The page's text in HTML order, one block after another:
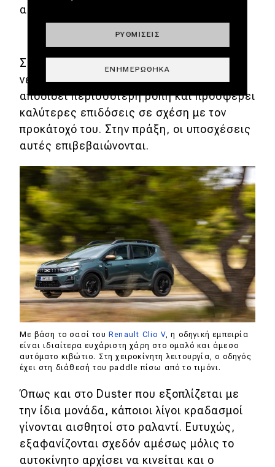
αυτήν την έκδοση είναι που δοκιμάζουμε.
Σύμφωνα με τα τεχνικά χαρακτηριστικά, ο
νέος κινητήρας είναι ισχυρότερος,
αποδίδει περισσότερη ροπή και προσφέρει
καλύτερες επιδόσεις σε σχέση με τον
προκάτοχό του. Στην πράξη, οι υποσχέσεις
αυτές επιβεβαιώνονται.
Με βάση το σασί του Renault Clio V, η οδηγική εμπειρία
είναι ιδιαίτερα ευχάριστη χάρη στο ομαλό και άμεσο
αυτόματο κιβώτιο. Στη χειροκίνητη λειτουργία, ο οδηγός
έχει στη διάθεσή του paddle πίσω από το τιμόνι.
Όπως και στο Duster που εξοπλίζεται με
την ίδια μονάδα, κάποιοι λίγοι κραδασμοί
γίνονται αισθητοί στο ραλαντί. Ευτυχώς,
εξαφανίζονται σχεδόν αμέσως μόλις το
αυτοκίνητο αρχίσει να κινείται και ο
ΡΥΘΜΊΣΕΙΣ
ΕΝΗΜΕΡΏΘΗΚΑ